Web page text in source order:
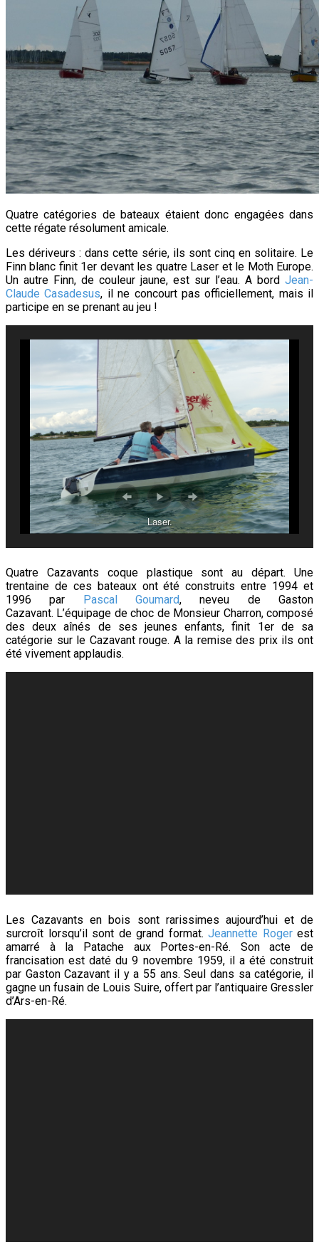
Quatre catégories de bateaux étaient donc engagées dans
cette régate résolument amicale.
Les dériveurs : dans cette série, ils sont cinq en solitaire. Le
Finn blanc finit 1er devant les quatre Laser et le Moth Europe.
Un autre Finn, de couleur jaune, est sur l’eau. A bord Jean-
Claude Casadesus, il ne concourt pas officiellement, mais il
participe en se prenant au jeu !
Laser.
Quatre Cazavants coque plastique sont au départ. Une
trentaine de ces bateaux ont été construits entre 1994 et
1996 par
Pascal Goumard, neveu de Gaston
Cazavant. L’équipage de choc de Monsieur Charron, composé
des deux aînés de ses jeunes enfants, finit 1er de sa
catégorie sur le Cazavant rouge. A la remise des prix ils ont
été vivement applaudis.
Les Cazavants en bois sont rarissimes aujourd’hui et de
surcroît lorsqu’il sont de grand format. Jeannette Rogerest
amarré à la Patache aux Portes-en-Ré. Son acte de
francisation est daté du 9 novembre 1959, il a été construit
par Gaston Cazavant il y a 55 ans. Seul dans sa catégorie, il
gagne un fusain de Louis Suire, offert par l’antiquaire Gressler
d’Ars-en-Ré.